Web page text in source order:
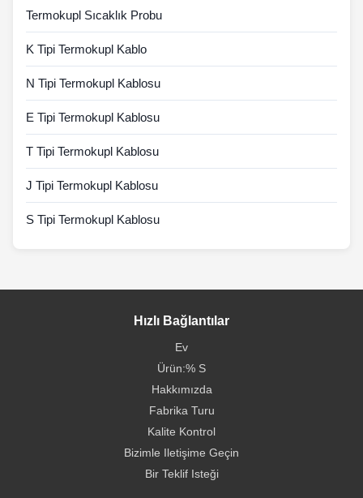
Termokupl Sıcaklık Probu
K Tipi Termokupl Kablo
N Tipi Termokupl Kablosu
E Tipi Termokupl Kablosu
T Tipi Termokupl Kablosu
J Tipi Termokupl Kablosu
S Tipi Termokupl Kablosu
Hızlı Bağlantılar
Ev
Ürün:% S
Hakkımızda
Fabrika Turu
Kalite Kontrol
Bizimle Iletişime Geçin
Bir Teklif Isteği